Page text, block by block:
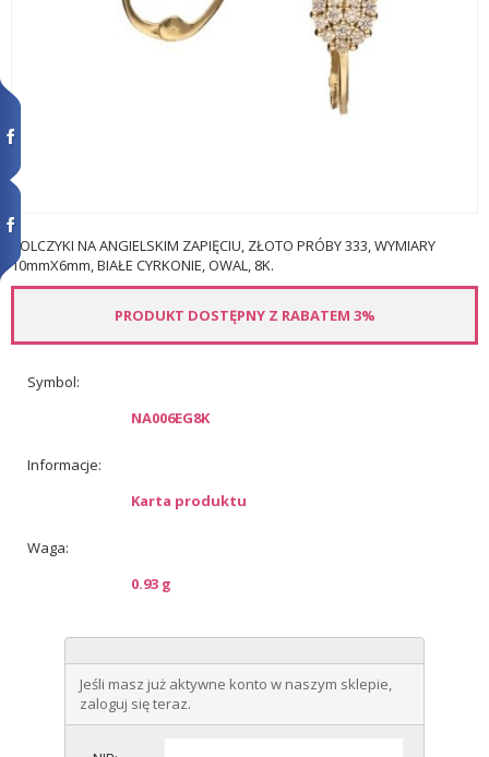
KOLCZYKI NA ANGIELSKIM ZAPIĘCIU, ZŁOTO PRÓBY 333, WYMIARY
10mmX6mm, BIAŁE CYRKONIE, OWAL, 8K.
PRODUKT DOSTĘPNY Z RABATEM 3%
Symbol:
NA006EG8K
Informacje:
Karta produktu
Waga:
0.93 g
Jeśli masz już aktywne konto w naszym sklepie,
zaloguj się teraz.